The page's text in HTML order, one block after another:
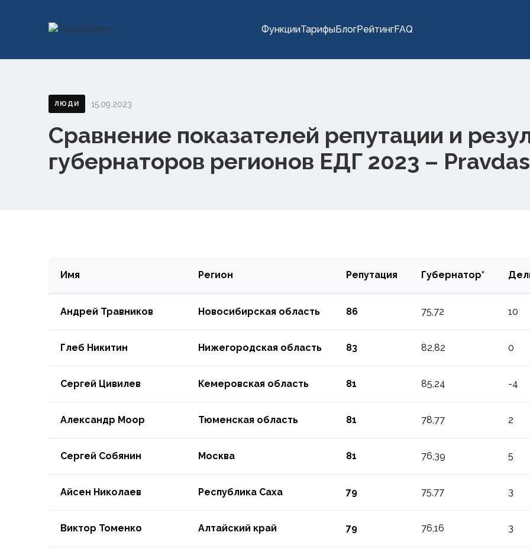
ФункцииТарифыБлогРейтингFAQ
ЛЮДИ 15.09.2023
Сравнение показателей репутации и
губернаторов регионов ЕДГ 2023 –
Имя Регион Репутация Губернатор*
Андрей Травников Новосибирская область 86 75,72 10
Глеб Никитин Нижегородская область 83 82,82 0
Сергей Цивилев Кемеровская область 81 85,24 -4
Александр Моор Тюменская область 81 78,77 2
Сергей Собянин Москва 81 76,39 5
Айсен Николаев Республика Саха 79 75,77 3
Виктор Томенко Алтайский край 79 76,16 3